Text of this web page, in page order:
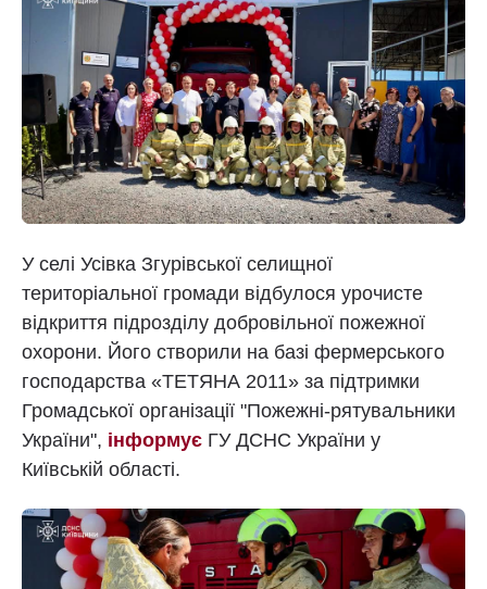
У селі Усівка Згурівської селищної
територіальної громади відбулося урочисте
відкриття підрозділу добровільної пожежної
охорони. Його створили на базі фермерського
господарства «ТЕТЯНА 2011» за підтримки
Громадської організації "Пожежні-рятувальники
України", інформує ГУ ДСНС України у
Київській області.